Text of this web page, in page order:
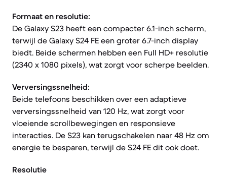
Formaat en resolutie:
De Galaxy S23 heeft een compacter 6.1-inch scherm,
terwijl de Galaxy S24 FE een groter 6.7-inch display
biedt. Beide schermen hebben een Full HD+ resolutie
(2340 x 1080 pixels), wat zorgt voor scherpe beelden.
Verversingssnelheid:
Beide telefoons beschikken over een adaptieve
verversingssnelheid van 120 Hz, wat zorgt voor
vloeiende scrollbewegingen en responsieve
interacties. De S23 kan terugschakelen naar 48 Hz om
energie te besparen, terwijl de S24 FE dit ook doet.
Resolutie